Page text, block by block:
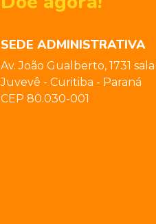
SEDE ADMINISTRATIVA
Av. João Gualberto, 1731
Juvevê - Curitiba - Paraná
CEP 80.030-001